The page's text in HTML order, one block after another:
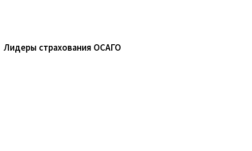
Лидеры страхования ОСАГО